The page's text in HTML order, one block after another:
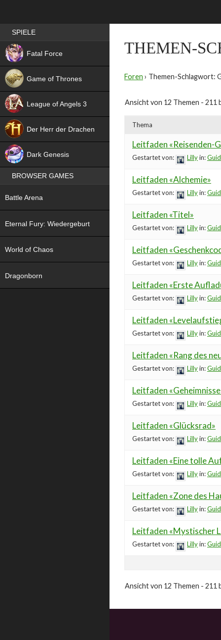
THEMEN-
Foren › Themen-Schlagwort:
Ansicht von 12 Themen - 211
Thema
Leitfaden «Reisenden-
Gestartet von: Lillyin:
Leitfaden «Alchemie»
Gestartet von: Lillyin:
Leitfaden «Titel»
Gestartet von: Lillyin:
Leitfaden
Gestartet von: Lillyin:
Leitfaden «Erste
Gestartet von: Lillyin:
Leitfaden
Gestartet von: Lillyin:
Leitfaden «Rang des
Gestartet von: Lillyin:
Leitfaden
Gestartet von: Lillyin:
Leitfaden «Glücksrad»
Gestartet von: Lillyin:
Leitfaden «Eine tolle
Gestartet von: Lillyin:
Leitfaden «Zone des
Gestartet von: Lillyin:
Leitfaden «Mystischer
Gestartet von: Lillyin:
Ansicht von 12 Themen - 211
Best RPG games in Germany
SPIELE
Fatal Force
Game of Thrones
League of Angels 3
Der Herr der Drachen
Dark Genesis
BROWSER GAMES
Battle Arena
Eternal Fury: Wiedergeburt
World of Chaos
Dragonborn